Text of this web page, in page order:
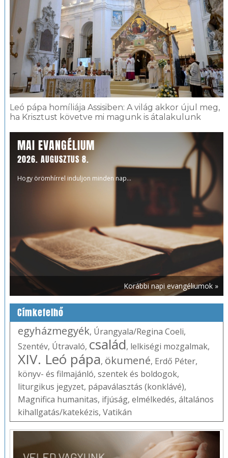
Leó pápa homíliája Assisiben: A világ akkor újul meg,
ha Krisztust követve mi magunk is átalakulunk
MAI EVANGÉLIUM
2026. AUGUSZTUS 8.
Hogy örömhírrel induljon minden nap...
Korábbi napi evangéliumok »
Címkefelhő
egyházmegyék, Úrangyala/Regina Coeli,
Szentév, Útravaló, család, lelkiségi mozgalmak,
XIV. Leó pápa, ökumené, Erdő Péter,
könyv- és filmajánló, szentek és boldogok,
liturgikus jegyzet, pápaválasztás (konklávé),
Magnifica humanitas, ifjúság, elmélkedés, általános
kihallgatás/katekézis, Vatikán